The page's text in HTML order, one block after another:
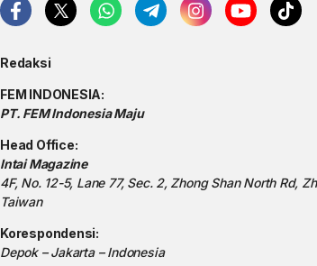
Redaksi
FEM INDONESIA:
PT. FEM Indonesia Maju
Head Office:
Intai Magazine
4F, No. 12-5, Lane 77, Sec. 2, Zhong Shan North Rd,
Taiwan
Korespondensi:
Depok – Jakarta – Indonesia